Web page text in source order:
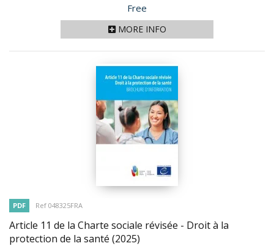
Price
Free
MORE INFO
PDF Ref 048325FRA
Article 11 de la Charte sociale révisée - Droit à la
protection de la santé (2025)